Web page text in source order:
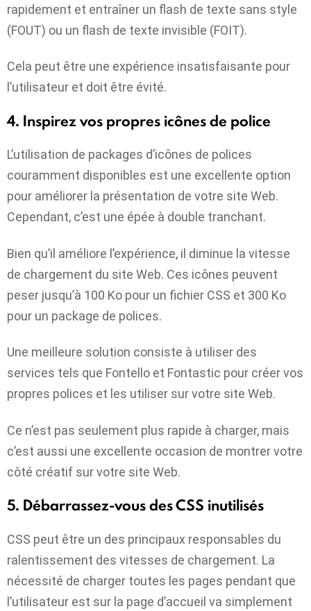
rapidement et entraîner un flash de texte sans style
(FOUT) ou un flash de texte invisible (FOIT).
Cela peut être une expérience insatisfaisante pour
l’utilisateur et doit être évité.
4. Inspirez vos propres icônes de police
L’utilisation de packages d’icônes de polices
couramment disponibles est une excellente option
pour améliorer la présentation de votre site Web.
Cependant, c’est une épée à double tranchant.
Bien qu’il améliore l’expérience, il diminue la vitesse
de chargement du site Web. Ces icônes peuvent
peser jusqu’à 100 Ko pour un fichier CSS et 300 Ko
pour un package de polices.
Une meilleure solution consiste à utiliser des
services tels que Fontello et Fontastic pour créer vos
propres polices et les utiliser sur votre site Web.
Ce n’est pas seulement plus rapide à charger, mais
c’est aussi une excellente occasion de montrer votre
côté créatif sur votre site Web.
5. Débarrassez-vous des CSS inutilisés
CSS peut être un des principaux responsables du
ralentissement des vitesses de chargement. La
nécessité de charger toutes les pages pendant que
l’utilisateur est sur la page d’accueil va simplement